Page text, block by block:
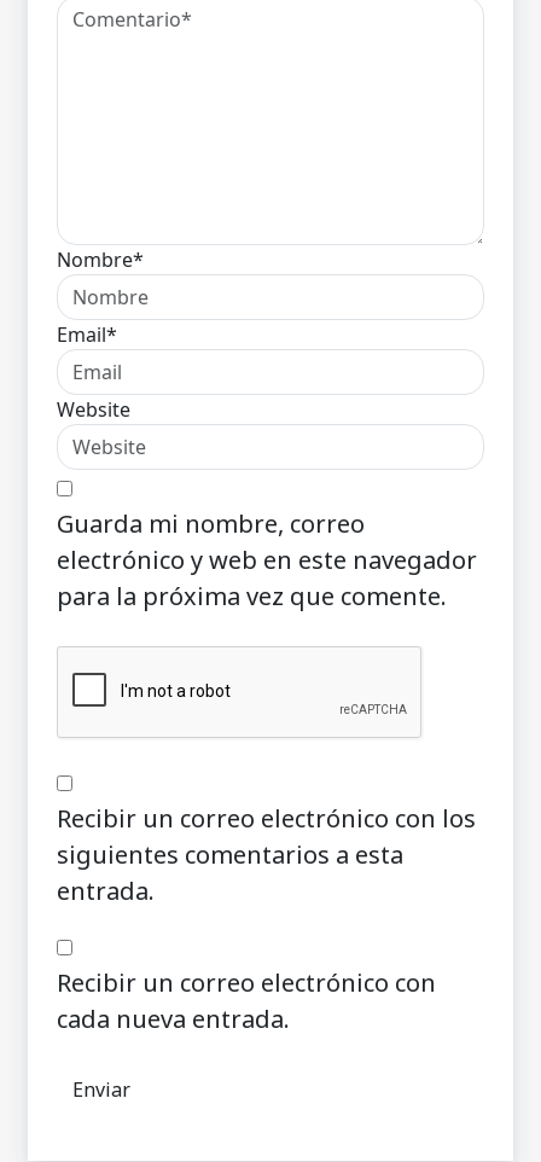
Nombre*
Email*
Website
Guarda mi nombre, correo
electrónico y web en este navegador
para la próxima vez que comente.
Recibir un correo electrónico con los
siguientes comentarios a esta
entrada.
Recibir un correo electrónico con
cada nueva entrada.